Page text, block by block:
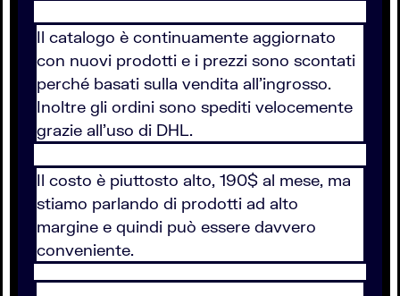
Il catalogo è continuamente aggiornato
con nuovi prodotti e i prezzi sono scontati
perché basati sulla vendita all'ingrosso.
Inoltre gli ordini sono spediti velocemente
grazie all'uso di DHL.
Il costo è piuttosto alto, 190$ al mese, ma
stiamo parlando di prodotti ad alto
margine e quindi può essere davvero
conveniente.